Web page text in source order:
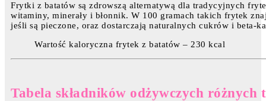
Frytki z batatów są zdrowszą alternatywą dla tradycyjnych
witaminy, minerały i błonnik. W 100 gramach takich frytek
jeśli są pieczone, oraz dostarczają naturalnych cukrów i beta-
Wartość kaloryczna frytek z batatów – 230 kcal
Tabela składników odżywczych